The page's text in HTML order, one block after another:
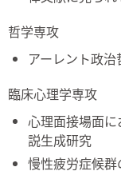
哲学専攻
アーレント政
臨床心理学専攻
心理面接場面
説生成研究
慢性疲労症候